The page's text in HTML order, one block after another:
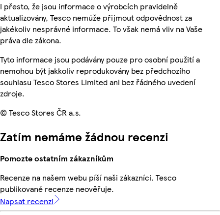
I přesto, že jsou informace o výrobcích pravidelně
aktualizovány, Tesco nemůže přijmout odpovědnost za
jakékoliv nesprávné informace. To však nemá vliv na Vaše
práva dle zákona.
Tyto informace jsou podávány pouze pro osobní použití a
nemohou být jakkoliv reprodukovány bez předchozího
souhlasu Tesco Stores Limited ani bez řádného uvedení
zdroje.
© Tesco Stores ČR a.s.
Zatím nemáme žádnou recenzi
Pomozte ostatním zákazníkům
Recenze na našem webu píší naši zákazníci. Tesco
publikované recenze neověřuje.
Napsat recenzi